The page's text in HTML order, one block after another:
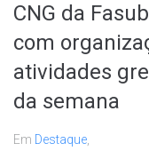
CNG da
com
atividades
da semana
Em Destaque,